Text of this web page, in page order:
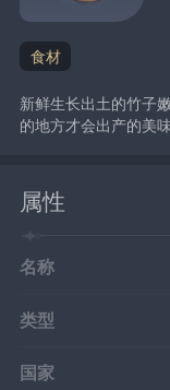
食材
新鲜生长出土的竹子
的地方才会出产的美味
属性
名称
类型
国家